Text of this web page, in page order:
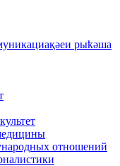
рыҟәша
отношений